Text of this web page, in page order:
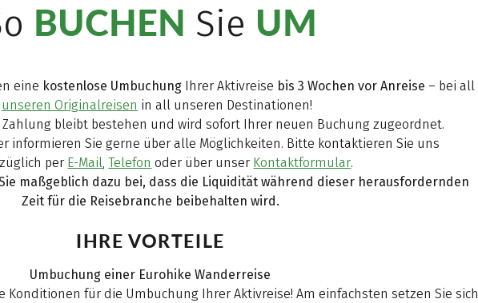
BUCHEN Sie UM
eine kostenlose UmbuchungIhrer Aktivreise bis 3 Wochen vor Anreise – bei all
unseren Originalreisen in all unseren Destinationen!
Zahlung bleibt bestehen und wird sofort Ihrer neuen Buchung zugeordnet.
informieren Sie gerne über alle Möglichkeiten. Bitte kontaktieren Sie uns
per E-Mail,Telefon oder über unser Kontaktformular.
maßgeblich dazu bei, dass die Liquidität während dieser herausfordernden
Zeit für die Reisebranche beibehalten wird.
IHRE VORTEILE
Umbuchung einer Eurohike Wanderreise
Konditionen für die Umbuchung Ihrer Aktivreise! Am einfachsten setzen Sie sich